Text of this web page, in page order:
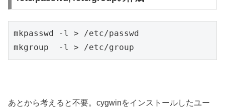
mkpasswd -l > /etc/passwd
mkgroup  -l > /etc/group
あとから考えると不要。cygwinをインストールしたユー